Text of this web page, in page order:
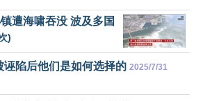
遭海啸吞没 波及多国
)
诬陷后他们是如何选择的 2025/7/31